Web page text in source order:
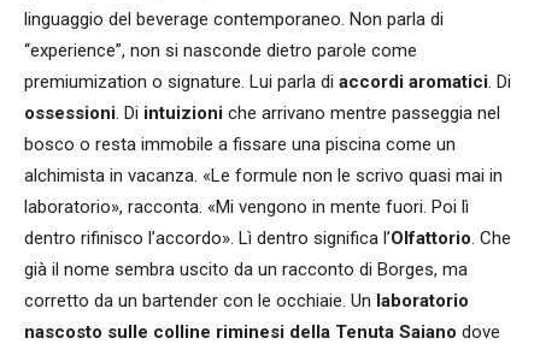
linguaggio del beverage contemporaneo. Non parla di
“experience”, non si nasconde dietro parole come
premiumization o signature. Lui parla di accordi aromatici. Di
ossessioni. Di intuizioni che arrivano mentre passeggia nel
bosco o resta immobile a fissare una piscina come un
alchimista in vacanza. «Le formule non le scrivo quasi mai in
laboratorio», racconta. «Mi vengono in mente fuori. Poi lì
dentro rifinisco l’accordo». Lì dentro significa l’Olfattorio. Che
già il nome sembra uscito da un racconto di Borges, ma
corretto da un bartender con le occhiaie. Un laboratorio
nascosto sulle colline riminesi della Tenuta Saiano dove